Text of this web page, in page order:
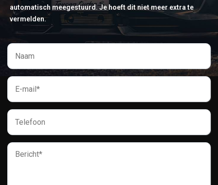
automatisch meegestuurd. Je hoeft dit niet meer extra te
vermelden.